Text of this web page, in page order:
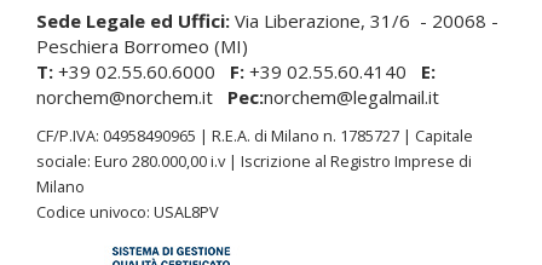
Sede Legale ed Uffici: Via Liberazione, 31/6 - 20068 -
Peschiera Borromeo (MI)
T: +39 02.55.60.6000 F: +39 02.55.60.4140 E:
norchem@norchem.it Pec:norchem@legalmail.it
CF/P.IVA: 04958490965 | R.E.A. di Milano n. 1785727 | Capitale
sociale: Euro 280.000,00 i.v | Iscrizione al Registro Imprese di
Milano
Codice univoco: USAL8PV